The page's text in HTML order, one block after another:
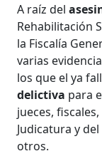
A raíz del
Rehabilitación
la Fiscalía
varias
los que el ya
delictiva para
jueces,
Judicatura y
otros.